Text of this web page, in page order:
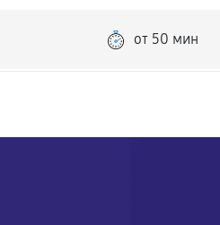
от 50 мин